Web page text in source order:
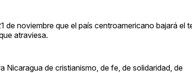
de noviembre que el país centroamericano bajará el
atraviesa.
Nicaragua de cristianismo, de fe, de solidaridad, de